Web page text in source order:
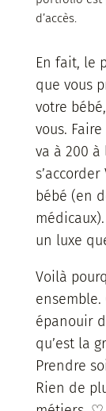
d’accès.
En fait, le
que vous
votre
vous.
va à 200 à
bébé (en
un luxe
Voilà
ensemble.
épanouir
qu’est la
Prendre
Rien de